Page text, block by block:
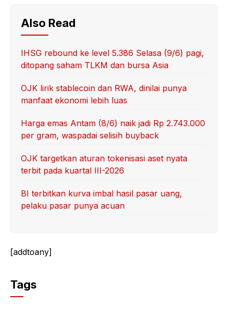
Also Read
IHSG rebound ke level 5.386 Selasa (9/6) pagi,
ditopang saham TLKM dan bursa Asia
OJK lirik stablecoin dan RWA, dinilai punya
manfaat ekonomi lebih luas
Harga emas Antam (8/6) naik jadi Rp 2.743.000
per gram, waspadai selisih buyback
OJK targetkan aturan tokenisasi aset nyata
terbit pada kuartal III-2026
BI terbitkan kurva imbal hasil pasar uang,
pelaku pasar punya acuan
[addtoany]
Tags